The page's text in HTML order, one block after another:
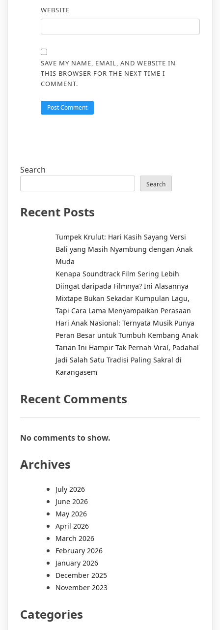
WEBSITE
SAVE MY NAME, EMAIL, AND WEBSITE IN
THIS BROWSER FOR THE NEXT TIME I
COMMENT.
Search
Search
Recent Posts
Tumpek Krulut: Hari Kasih Sayang Versi
Bali yang Masih Nyambung dengan Anak
Muda
Kenapa Soundtrack Film Sering Lebih
Diingat daripada Filmnya? Ini Alasannya
Mixtape Bukan Sekadar Kumpulan Lagu,
Tapi Cara Lama Menyampaikan Perasaan
Hari Anak Nasional: Ternyata Musik Punya
Peran Besar untuk Tumbuh Kembang Anak
Tarian Ini Hampir Tak Pernah Viral, Padahal
Jadi Salah Satu Tradisi Paling Sakral di
Karangasem
Recent Comments
No comments to show.
Archives
July 2026
June 2026
May 2026
April 2026
March 2026
February 2026
January 2026
December 2025
November 2023
Categories